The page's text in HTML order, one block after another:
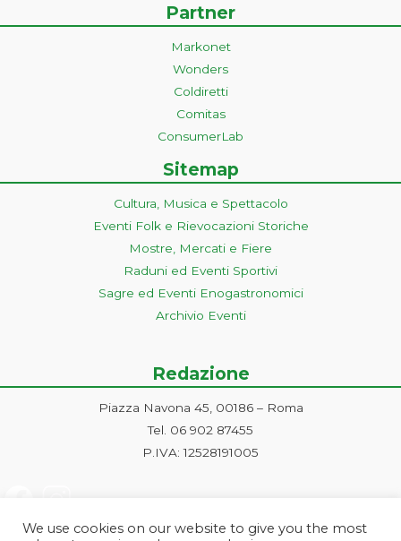
Partner
Markonet
Wonders
Coldiretti
Comitas
ConsumerLab
Sitemap
Cultura, Musica e Spettacolo
Eventi Folk e Rievocazioni Storiche
Mostre, Mercati e Fiere
Raduni ed Eventi Sportivi
Sagre ed Eventi Enogastronomici
Archivio Eventi
Redazione
Piazza Navona 45, 00186 – Roma
Tel. 06 902 87455
P.IVA: 12528191005
We use cookies on our website to give you the most